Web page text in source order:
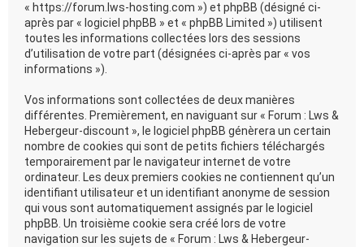
« https://forum.lws-hosting.com ») et phpBB (désigné ci-
après par « logiciel phpBB » et « phpBB Limited ») utilisent
toutes les informations collectées lors des sessions
d’utilisation de votre part (désignées ci-après par « vos
informations »).
Vos informations sont collectées de deux manières
différentes. Premièrement, en naviguant sur « Forum : Lws &
Hebergeur-discount », le logiciel phpBB génèrera un certain
nombre de cookies qui sont de petits fichiers téléchargés
temporairement par le navigateur internet de votre
ordinateur. Les deux premiers cookies ne contiennent qu’un
identifiant utilisateur et un identifiant anonyme de session
qui vous sont automatiquement assignés par le logiciel
phpBB. Un troisième cookie sera créé lors de votre
navigation sur les sujets de « Forum : Lws & Hebergeur-